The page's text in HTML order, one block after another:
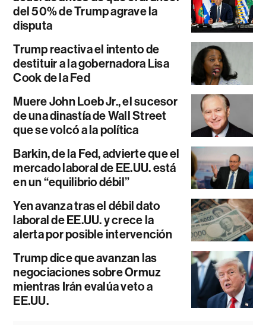
del 50% de Trump agrave la
disputa
Trump reactiva el intento de
destituir a la gobernadora Lisa
Cook de la Fed
Muere John Loeb Jr., el sucesor
de una dinastía de Wall Street
que se volcó a la política
Barkin, de la Fed, advierte que el
mercado laboral de EE.UU. está
en un “equilibrio débil”
Yen avanza tras el débil dato
laboral de EE.UU. y crece la
alerta por posible intervención
Trump dice que avanzan las
negociaciones sobre Ormuz
mientras Irán evalúa veto a
EE.UU.